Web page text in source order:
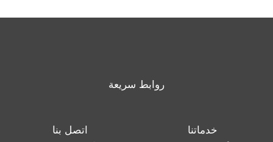
روابط سريعة
خدماتنا
اتصل بنا